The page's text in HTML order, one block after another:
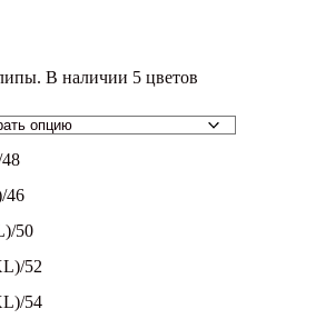
В наличии 5 цветов
46
50
52
54